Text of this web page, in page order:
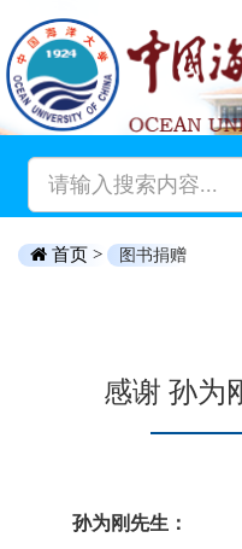
首页 > 图书捐赠
感谢 孙为
孙为刚先生：